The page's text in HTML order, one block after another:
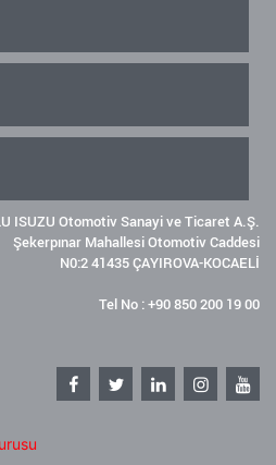
ISUZU Otomotiv Sanayi ve Ticaret A.Ş.
Şekerpınar Mahallesi Otomotiv Caddesi
N0:2 41435 ÇAYIROVA-KOCAELİ
Tel No : +90 850 200 19 00